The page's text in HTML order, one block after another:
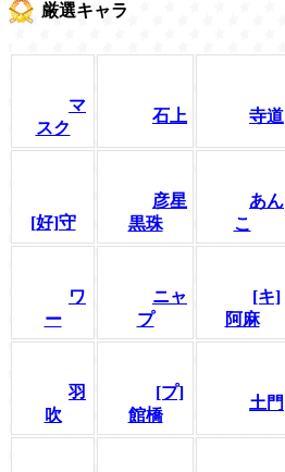
厳選キャラ
マ
スク
石上 寺道
[好]守
彦星
黒珠
あん
こ
ワ
ー
ニャ
プ
[キ]
阿麻
羽
吹
[プ]
館橋
土門